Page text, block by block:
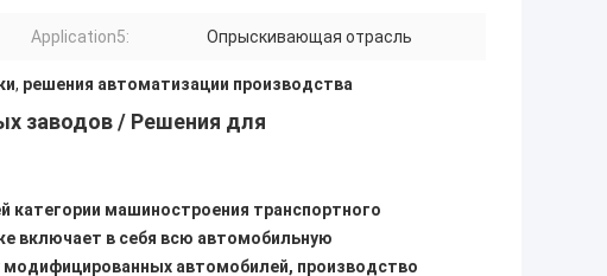
Application5: Опрыскивающая отрасль
, решения автоматизации производства
заводов / Решения для
машиностроения транспортного
включает в себя всю автомобильную
автомобилей, производство